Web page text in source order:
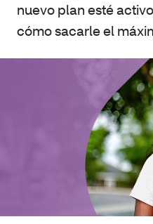
nuevo plan esté
cómo sacarle el